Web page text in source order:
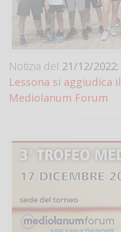
Notizia del 21/12/2022:
Lessona si aggiudica
Mediolanum Forum